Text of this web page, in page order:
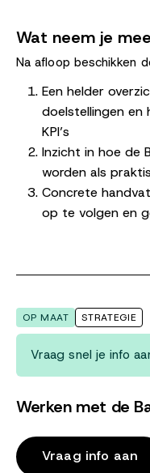
Wat neem je
Na afloop beschikken
Een helder
doelstellingen en
KPI’s
Inzicht in hoe de
worden als
Concrete
op te volgen en
OP MAAT STRATEGIE
Vraag snel je info
Werken met de
Vraag info aan